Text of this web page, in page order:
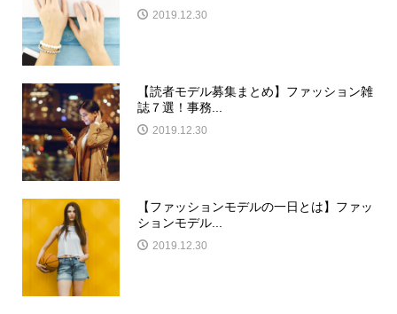
2019.12.30
【読者モデル募集まとめ】ファッション雑
誌７選！事務...
2019.12.30
【ファッションモデルの一日とは】ファッ
ションモデル...
2019.12.30